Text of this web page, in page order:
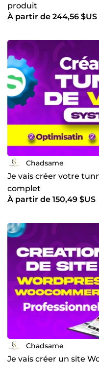
produit
À partir de 244,56 $US
Chadsame
Je vais créer votre
complet
À partir de 150,49 $US
Chadsame
Je vais créer un site